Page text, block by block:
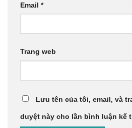
Email *
Trang web
Lưu tên của tôi, email, và
duyệt này cho lần bình luận kế